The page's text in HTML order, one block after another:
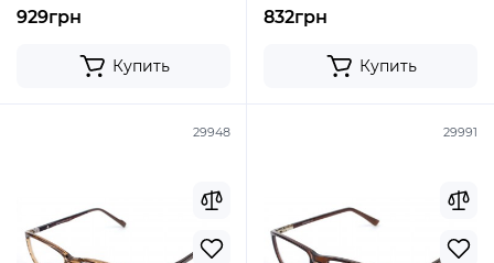
929грн
Купить
832грн
Купить
29948 29991